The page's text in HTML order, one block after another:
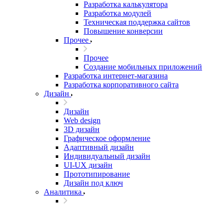
Разработка калькулятора
Разработка модулей
Техническая поддержка сайтов
Повышение конверсии
Прочее
Прочее
Создание мобильных приложений
Разработка интернет-магазина
Разработка корпоративного сайта
Дизайн
Дизайн
Web design
3D дизайн
Графическое оформление
Адаптивный дизайн
Индивидуальный дизайн
UI‑UX дизайн
Прототипирование
Дизайн под ключ
Аналитика